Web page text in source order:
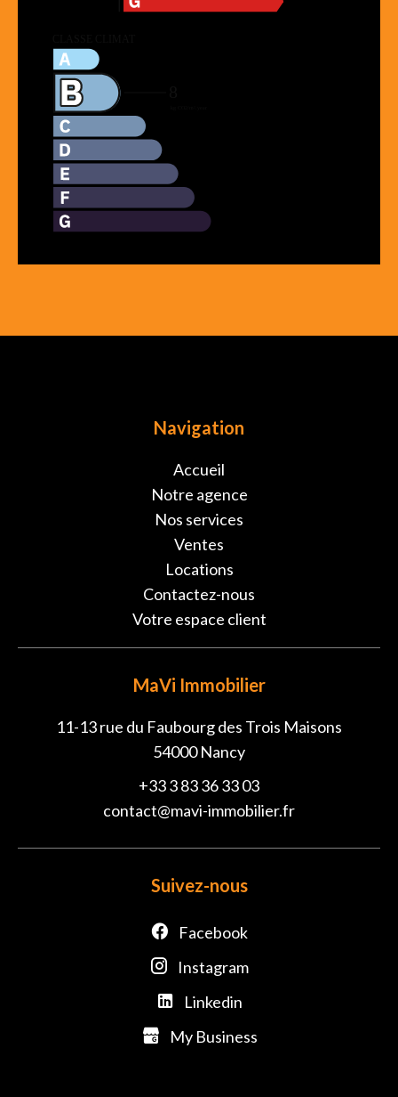
Navigation
Accueil
Notre agence
Nos services
Ventes
Locations
Contactez-nous
Votre espace client
MaVi Immobilier
11-13 rue du Faubourg des Trois Maisons
54000Nancy
+33 3 83 36 33 03
contact@mavi-immobilier.fr
Suivez-nous
Facebook
Instagram
Linkedin
My Business